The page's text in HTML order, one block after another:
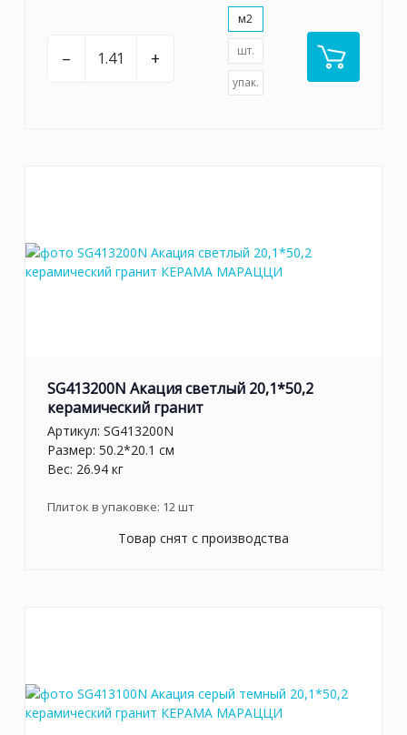
– +
м2
шт.
упак.
SG413200N Акация светлый 20,1*50,2
керамический гранит
Артикул: SG413200N
Размер: 50.2*20.1 см
Вес: 26.94 кг
Плиток в упаковке: 12шт
Товар снят с производства